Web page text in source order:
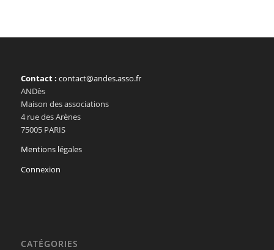
Contact : contact@andes.asso.fr
ANDès
Maison des associations
4 rue des Arènes
75005 PARIS
Mentions légales
Connexion
CATÉGORIES